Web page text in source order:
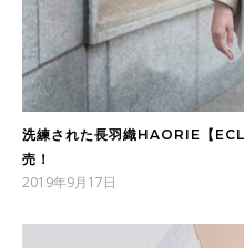
洗練された長羽織HAORIE【
売！
2019年9月17日